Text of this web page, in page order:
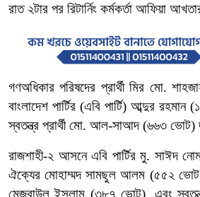
রাত ২টার পর রিটার্নিং কর্মকর্তা আফিয়া
গণঅধিকার পরিষদের প্রার্থী মির মো.
বাংলাদেশ পার্টির (এবি পার্টি) আব্দুর
স্বতন্ত্র প্রার্থী মো. আল-সাআদ (৬৬৩ ভোট)
রাজশাহী-২ আসনে এবি পার্টির মু. সাঈদ
ঐক্যের মোহাম্মদ সামছুল আলম (৫৫২ ভোট),
মেজবাউল ইসলাম (৩৮৭ ভোট), এবং